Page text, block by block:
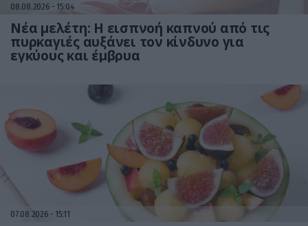
08.08.2026 15:04
Νέα μελέτη: Η εισπνοή καπνού από τις
πυρκαγιές αυξάνει τον κίνδυνο για
εγκύους και έμβρυα
07.08.2026 15:11